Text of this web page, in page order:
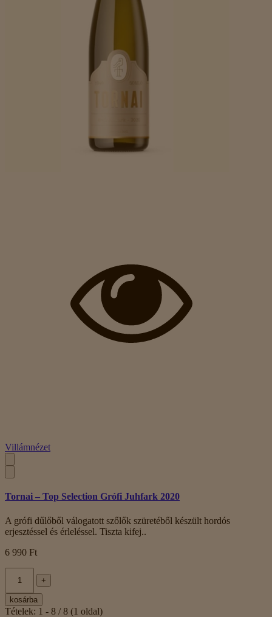
Villámnézet
Tornai – Top Selection Grófi Juhfark 2020
A grófi dűlőből válogatott szőlők szüretéből készült hordós
erjesztéssel és érleléssel. Tiszta kifej..
6 990 Ft
+
kosárba
Tételek: 1 - 8 / 8 (1 oldal)